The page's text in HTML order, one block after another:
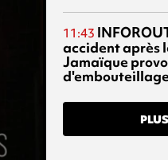
11:43
accident après
Jamaïque